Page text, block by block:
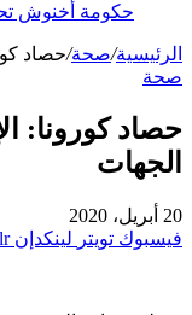
حكومة أخنوش
الرئيسية/صحة/حصاد
صحة
الجهات
20 أبريل، 2020
فيسبوك تويتر لينكدإن